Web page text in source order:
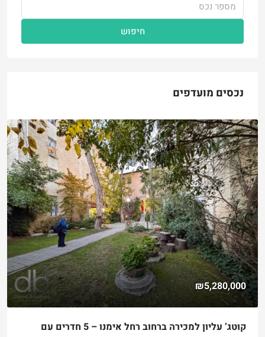
חיפוש
נכסים מועדפים
₪5,280,000
קוטג’ עליון למכירה ברחוב רחל אימנו – 5 חדרים עם